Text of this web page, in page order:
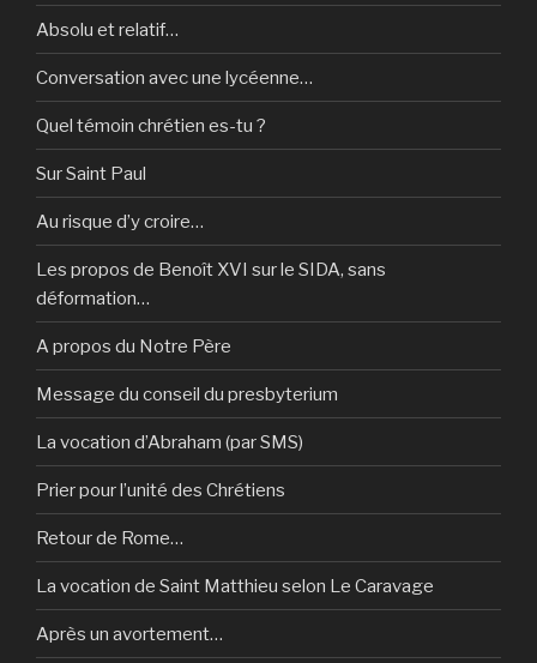
Absolu et relatif…
Conversation avec une lycéenne…
Quel témoin chrétien es-tu ?
Sur Saint Paul
Au risque d’y croire…
Les propos de Benoît XVI sur le SIDA, sans
déformation…
A propos du Notre Père
Message du conseil du presbyterium
La vocation d’Abraham (par SMS)
Prier pour l’unité des Chrétiens
Retour de Rome…
La vocation de Saint Matthieu selon Le Caravage
Après un avortement…